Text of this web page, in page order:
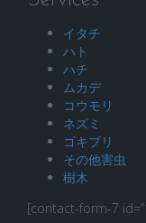
イタチ
ハト
ハチ
ムカデ
コウモリ
ネズミ
ゴキブリ
その他害虫
樹木
[contact-form-7